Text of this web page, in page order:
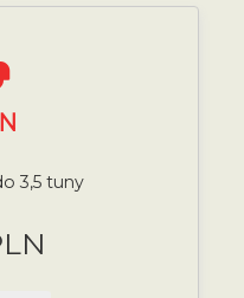
3,5 tuny